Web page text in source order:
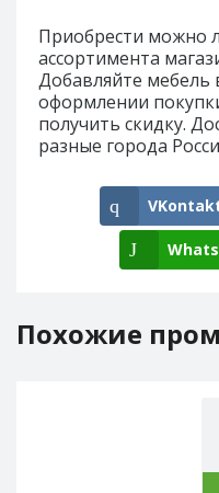
Приобрести можно
ассортимента
Добавляйте мебель
оформлении
получить скидку.
разные города
Похожие